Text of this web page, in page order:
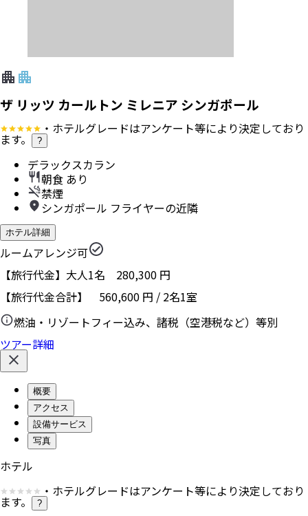
ザ リッツ カールトン ミレニア シンガポール
・ホテルグレードはアンケート等により決定しており
ます。 ?
デラックスカラン
朝食 あり
禁煙
シンガポール フライヤーの近隣
ホテル詳細
ルームアレンジ可
【旅行代金】大人1名 280,300 円
【旅行代金合計】 560,600 円 / 2名1室
燃油・リゾートフィー込み、諸税（空港税など）等別
ツアー詳細
概要
アクセス
設備サービス
写真
ホテル
・ホテルグレードはアンケート等により決定しており
ます。 ?